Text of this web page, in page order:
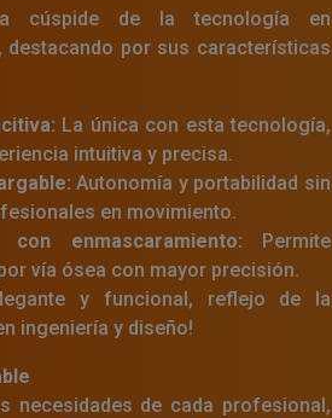
cúspide de la tecnología en
destacando por sus características
La única con esta tecnología,
intuitiva y precisa.
Autonomía y portabilidad sin
en movimiento.
con enmascaramiento: Permite
vía ósea con mayor precisión.
y funcional, reflejo de la
ingeniería y diseño!
necesidades de cada profesional,